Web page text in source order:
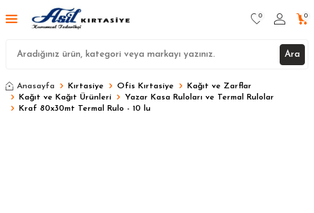
Ara
0 0
Anasayfa Kırtasiye Ofis Kırtasiye
Kağıt ve Zarflar
Kağıt ve Kağıt Ürünleri
Yazar Kasa Ruloları ve Termal Rulolar
Kraf 80x30mt Termal Rulo - 10 lu